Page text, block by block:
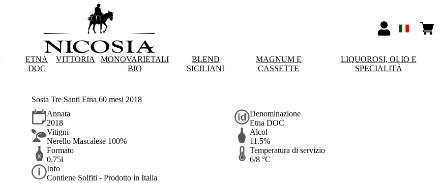
ETNA
DOC
VITTORIA
MONOVARIETALI
BIO
BLEND
SICILIANI
MAGNUM E
CASSETTE
LIQUOROSI, OLIO E
SPECIALITÀ
Sosta Tre Santi Etna 60 mesi 2018
Annata
2018
Denominazione
Etna DOC
Vitigni
Nerello Mascalese 100%
Alcol
11.5%
Formato
0.75l
Temperatura di servizio
6/8 °C
Info
Contiene Solfiti - Prodotto in Italia